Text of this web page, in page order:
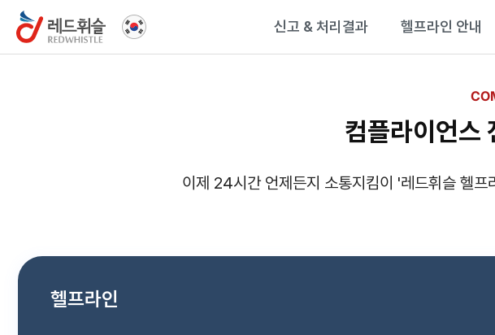
신고 & 처리결과 헬프라인 안내
컴플라이언스
이제 24시간 언제든지 소통지킴이 '레드휘슬 헬
헬프라인